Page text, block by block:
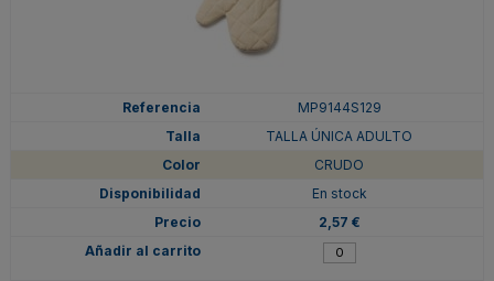
MP9144S129
TALLA ÚNICA ADULTO
CRUDO
En stock
2,57 €